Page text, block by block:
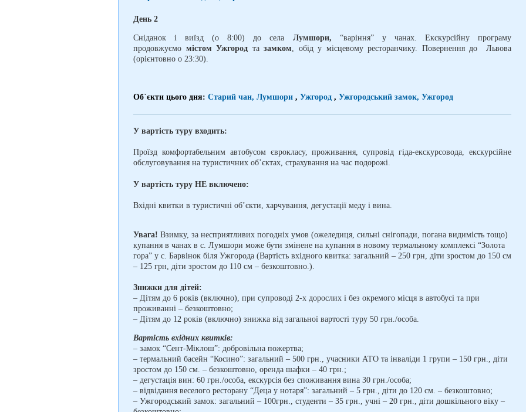
День 2
Сніданок і виїзд (о 8:00) до села Лумшори, “варіння” у чанах. Екскурсійну програму
продовжуємо містом Ужгород та замком, обід у місцевому ресторанчику. Повернення до Львова
(орієнтовно о 23:30).
Об`єкти цього дня: Старий чан, Лумшори , Ужгород , Ужгородський замок, Ужгород
У вартість туру входить:
Проїзд комфортабельним автобусом єврокласу, проживання, супровід гіда-екскурсовода, екскурсійне
обслуговування на туристичних об’єктах, страхування на час подорожі.
У вартість туру НЕ включено:
Вхідні квитки в туристичні об’єкти, харчування, дегустації меду і вина.
Увага! Взимку, за несприятливих погодніх умов (ожеледиця, сильні снігопади, погана видимість тощо)
купання в чанах в с. Лумшори може бути змінене на купання в новому термальному комплексі “Золота
гора” у с. Барвінок біля Ужгорода (Вартість вхідного квитка: загальний – 250 грн, діти зростом до 150 см
– 125 грн, діти зростом до 110 см – безкоштовно.).
Знижки для дітей:
– Дітям до 6 років (включно), при супроводі 2-х дорослих і без окремого місця в автобусі та при
проживанні – безкоштовно;
– Дітям до 12 років (включно) знижка від загальної вартості туру 50 грн./особа.
Вартість вхідних квитків:
– замок “Сент-Міклош”: добровільна пожертва;
– термальний басейн “Косино”: загальний – 500 грн., учасники АТО та інваліди 1 групи – 150 грн., діти
зростом до 150 см. – безкоштовно, оренда шафки – 40 грн.;
– дегустація вин: 60 грн./особа, екскурсія без споживання вина 30 грн./особа;
– відвідання веселого ресторану “Деца у нотаря”: загальний – 5 грн., діти до 120 см. – безкоштовно;
– Ужгородський замок: загальний – 100грн., студенти – 35 грн., учні – 20 грн., діти дошкільного віку –